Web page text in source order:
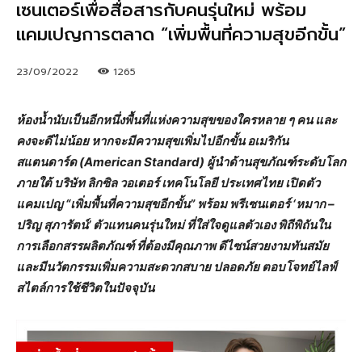
เซนเตอร์เพื่อสื่อสารกับคนรุ่นใหม่ พร้อม
แคมเปญการตลาด “เพิ่มพื้นที่ความสุขอีกขั้น”
23/09/2022 1265
ห้องน้ำนับเป็นอีกหนึ่งพื้นที่แห่งความสุขของใครหลาย ๆ คน และ
คงจะดีไม่น้อย หากจะมีความสุขเพิ่มไปอีกขั้น อเมริกัน
สแตนดาร์ด (American Standard) ผู้นำด้านสุขภัณฑ์ระดับโลก
ภายใต้ บริษัท ลิกซิล วอเตอร์ เทคโนโลยี ประเทศไทย เปิดตัว
แคมเปญ “เพิ่มพื้นที่ความสุขอีกขั้น” พร้อม พรีเซนเตอร์ ‘หมาก –
ปริญ สุภารัตน์’ ตัวแทนคนรุ่นใหม่ ที่ใส่ใจดูแลตัวเอง พิถีพิถันใน
การเลือกสรรผลิตภัณฑ์ ที่ต้องมีคุณภาพ ดีไซน์สวยงามทันสมัย
และมีนวัตกรรมเพิ่มความสะดวกสบาย ปลอดภัย ตอบโจทย์ไลฟ์
สไตล์การใช้ชีวิตในปัจจุบัน